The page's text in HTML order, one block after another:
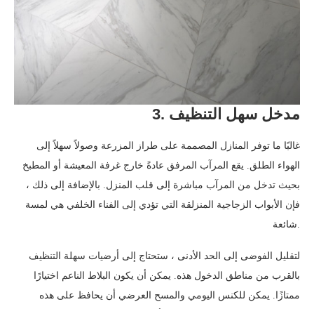
3. مدخل سهل التنظيف
غالبًا ما توفر المنازل المصممة على طراز المزرعة وصولاً سهلاً إلى
الهواء الطلق. يقع المرآب المرفق عادةً خارج غرفة المعيشة أو المطبخ
بحيث تدخل من المرآب مباشرة إلى قلب المنزل. بالإضافة إلى ذلك ،
فإن الأبواب الزجاجية المنزلقة التي تؤدي إلى الفناء الخلفي هي لمسة
شائعة.
لتقليل الفوضى إلى الحد الأدنى ، ستحتاج إلى أرضيات سهلة التنظيف
بالقرب من مناطق الدخول هذه. يمكن أن يكون البلاط الناعم اختيارًا
ممتازًا. يمكن للكنس اليومي والمسح العرضي أن يحافظ على هذه